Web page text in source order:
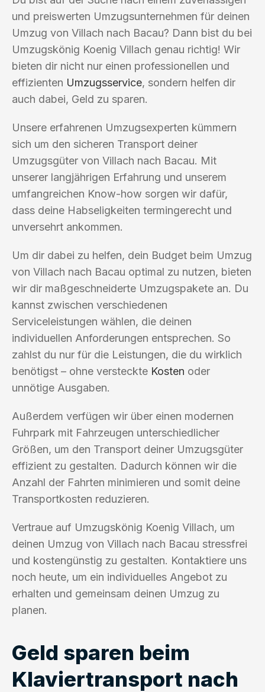
und preiswerten Umzugsunternehmen für deinen
Umzug von Villach nach Bacau? Dann bist du bei
Umzugskönig Koenig Villach genau richtig! Wir
bieten dir nicht nur einen professionellen und
effizienten Umzugsservice, sondern helfen dir
auch dabei, Geld zu sparen.
Unsere erfahrenen Umzugsexperten kümmern
sich um den sicheren Transport deiner
Umzugsgüter von Villach nach Bacau. Mit
unserer langjährigen Erfahrung und unserem
umfangreichen Know-how sorgen wir dafür,
dass deine Habseligkeiten termingerecht und
unversehrt ankommen.
Um dir dabei zu helfen, dein Budget beim Umzug
von Villach nach Bacau optimal zu nutzen, bieten
wir dir maßgeschneiderte Umzugspakete an. Du
kannst zwischen verschiedenen
Serviceleistungen wählen, die deinen
individuellen Anforderungen entsprechen. So
zahlst du nur für die Leistungen, die du wirklich
benötigst – ohne versteckte Kosten oder
unnötige Ausgaben.
Außerdem verfügen wir über einen modernen
Fuhrpark mit Fahrzeugen unterschiedlicher
Größen, um den Transport deiner Umzugsgüter
effizient zu gestalten. Dadurch können wir die
Anzahl der Fahrten minimieren und somit deine
Transportkosten reduzieren.
Vertraue auf Umzugskönig Koenig Villach, um
deinen Umzug von Villach nach Bacau stressfrei
und kostengünstig zu gestalten. Kontaktiere uns
noch heute, um ein individuelles Angebot zu
erhalten und gemeinsam deinen Umzug zu
planen.
Geld sparen beim
Klaviertransport nach